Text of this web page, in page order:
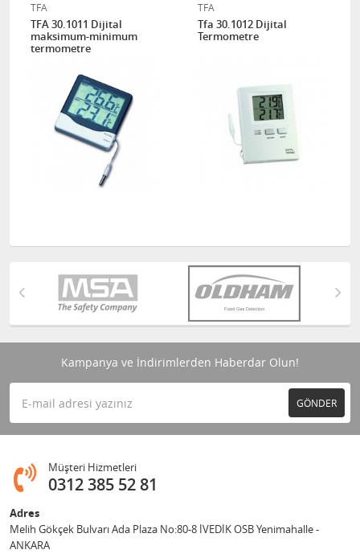
TFA
TFA 30.1011 Dijital
maksimum-minimum
termometre
TFA
Tfa 30.1012 Dijital
Termometre
Kampanya ve İndirimlerden Haberdar Olun!
GÖNDER
Müşteri Hizmetleri
0312 385 52 81
Adres
Melih Gökçek Bulvarı Ada Plaza No:80-8 İVEDİK OSB Yenimahalle -
ANKARA